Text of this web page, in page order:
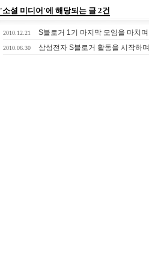
'소셜 미디어'에 해당되는 글 2건
2010.12.21 S블로거 1기 마지막 모임을 마치며
2010.06.30 삼성전자 S블로거 활동을 시작하며